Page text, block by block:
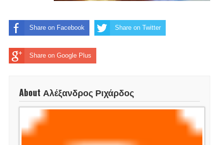
Share on Facebook Share on Twitter
Share on Google Plus
About Αλέξανδρος Ριχάρδος